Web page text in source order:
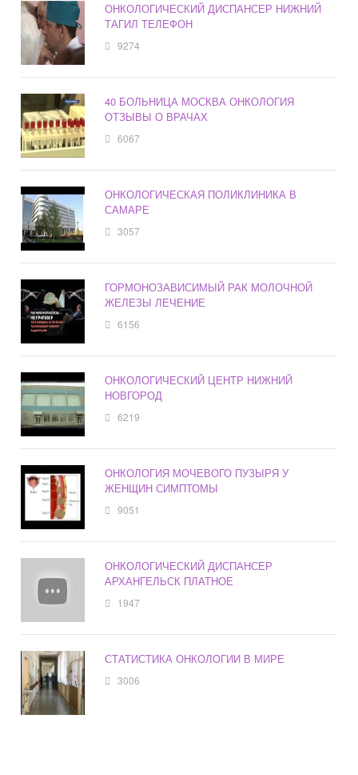
ОНКОЛОГИЧЕСКИЙ ДИСПАНСЕР НИЖНИЙ
ТАГИЛ ТЕЛЕФОН
9274
40 БОЛЬНИЦА МОСКВА ОНКОЛОГИЯ
ОТЗЫВЫ О ВРАЧАХ
6067
ОНКОЛОГИЧЕСКАЯ ПОЛИКЛИНИКА В
САМАРЕ
3057
ГОРМОНОЗАВИСИМЫЙ РАК МОЛОЧНОЙ
ЖЕЛЕЗЫ ЛЕЧЕНИЕ
6156
ОНКОЛОГИЧЕСКИЙ ЦЕНТР НИЖНИЙ
НОВГОРОД
6219
ОНКОЛОГИЯ МОЧЕВОГО ПУЗЫРЯ У
ЖЕНЩИН СИМПТОМЫ
9051
ОНКОЛОГИЧЕСКИЙ ДИСПАНСЕР
АРХАНГЕЛЬСК ПЛАТНОЕ
1947
СТАТИСТИКА ОНКОЛОГИИ В МИРЕ
3006